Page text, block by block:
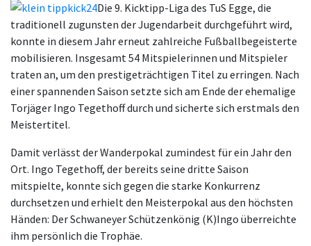
Die 9. Kicktipp-Liga des TuS Egge, die
traditionell zugunsten der Jugendarbeit durchgeführt wird,
konnte in diesem Jahr erneut zahlreiche Fußballbegeisterte
mobilisieren. Insgesamt 54 Mitspielerinnen und Mitspieler
traten an, um den prestigeträchtigen Titel zu erringen. Nach
einer spannenden Saison setzte sich am Ende der ehemalige
Torjäger Ingo Tegethoff durch und sicherte sich erstmals den
Meistertitel.
Damit verlässt der Wanderpokal zumindest für ein Jahr den
Ort. Ingo Tegethoff, der bereits seine dritte Saison
mitspielte, konnte sich gegen die starke Konkurrenz
durchsetzen und erhielt den Meisterpokal aus den höchsten
Händen: Der Schwaneyer Schützenkönig (K)Ingo überreichte
ihm persönlich die Trophäe.